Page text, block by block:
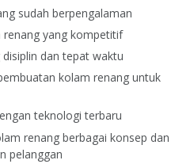
sudah berpengalaman
yang kompetitif
dan tepat waktu
kolam renang untuk
teknologi terbaru
renang berbagai konsep dan
pelanggan